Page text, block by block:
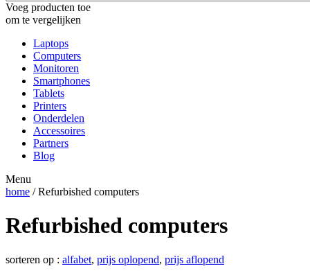
Voeg producten toe
om te vergelijken
Laptops
Computers
Monitoren
Smartphones
Tablets
Printers
Onderdelen
Accessoires
Partners
Blog
Menu
home / Refurbished computers
Refurbished computers
sorteren op : alfabet, prijs oplopend, prijs aflopend